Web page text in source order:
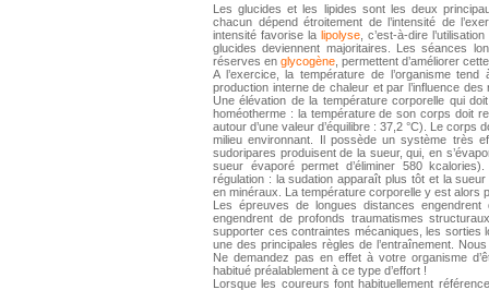
Les glucides et les lipides sont les deux
chacun dépend étroitement de l’intensité de
intensité favorise la lipolyse , c’est-à-dire
glucides deviennent majoritaires. Les séances
réserves en glycogène , permettent d’améliorer
A l’exercice, la température de l’organisme
production interne de chaleur et par l’influence
Une élévation de la température corporelle qui
homéotherme : la température de son corps doit
autour d’une valeur d’équilibre : 37,2 °C). Le
milieu environnant. Il possède un système très
sudoripares produisent de la sueur, qui, en
sueur évaporé permet d’éliminer 580
régulation : la sudation apparaît plus tôt et la
en minéraux. La température corporelle y est alors
Les épreuves de longues distances
engendrent de profonds traumatismes
supporter ces contraintes mécaniques, les sorties
une des principales règles de l’entraînement.
Ne demandez pas en effet à votre organisme
habitué préalablement à ce type d’effort !
Lorsque les coureurs font habituellement